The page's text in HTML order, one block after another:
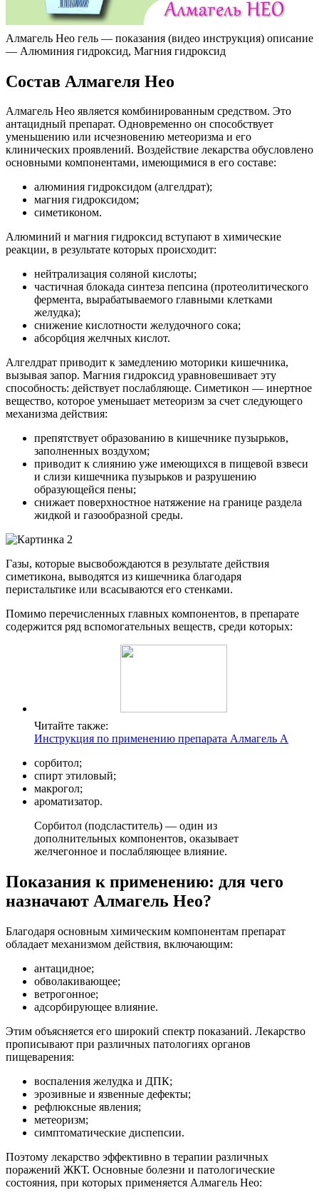
Алмагель Нео гель — показания (видео инструкция) описание
— Алюминия гидроксид, Магния гидроксид
Состав Алмагеля Нео
Алмагель Нео является комбинированным средством. Это
антацидный препарат. Одновременно он способствует
уменьшению или исчезновению метеоризма и его
клинических проявлений. Воздействие лекарства обусловлено
основными компонентами, имеющимися в его составе:
алюминия гидроксидом (алгелдрат);
магния гидроксидом;
симетиконом.
Алюминий и магния гидроксид вступают в химические
реакции, в результате которых происходит:
нейтрализация соляной кислоты;
частичная блокада синтеза пепсина (протеолитического
фермента, вырабатываемого главными клетками
желудка);
снижение кислотности желудочного сока;
абсорбция желчных кислот.
Алгелдрат приводит к замедлению моторики кишечника,
вызывая запор. Магния гидроксид уравновешивает эту
способность: действует послабляюще. Симетикон — инертное
вещество, которое уменьшает метеоризм за счет следующего
механизма действия:
препятствует образованию в кишечнике пузырьков,
заполненных воздухом;
приводит к слиянию уже имеющихся в пищевой взвеси
и слизи кишечника пузырьков и разрушению
образующейся пены;
снижает поверхностное натяжение на границе раздела
жидкой и газообразной среды.
Газы, которые высвобождаются в результате действия
симетикона, выводятся из кишечника благодаря
перистальтике или всасываются его стенками.
Помимо перечисленных главных компонентов, в препарате
содержится ряд вспомогательных веществ, среди которых:
Читайте также:
Инструкция по применению препарата Алмагель А
сорбитол;
спирт этиловый;
макрогол;
ароматизатор.
Сорбитол (подсластитель) — один из
дополнительных компонентов, оказывает
желчегонное и послабляющее влияние.
Показания к применению: для чего
назначают Алмагель Нео?
Благодаря основным химическим компонентам препарат
обладает механизмом действия, включающим:
антацидное;
обволакивающее;
ветрогонное;
адсорбирующее влияние.
Этим объясняется его широкий спектр показаний. Лекарство
прописывают при различных патологиях органов
пищеварения:
воспаления желудка и ДПК;
эрозивные и язвенные дефекты;
рефлюксные явления;
метеоризм;
симптоматические диспепсии.
Поэтому лекарство эффективно в терапии различных
поражений ЖКТ. Основные болезни и патологические
состояния, при которых применяется Алмагель Нео: